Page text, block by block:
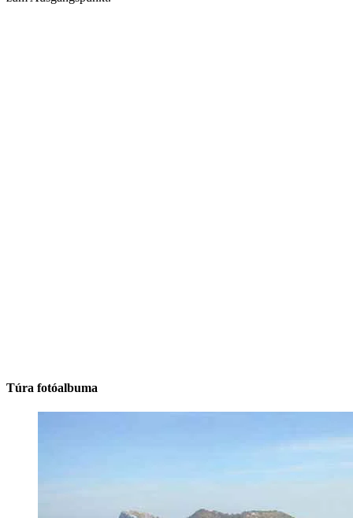
Túra fotóalbuma